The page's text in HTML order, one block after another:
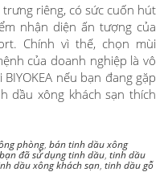
riêng, có sức cuốn hút
nhận diện ấn tượng của
Chính vì thế, chọn mùi
của doanh nghiệp là vô
nếu bạn đang gặp
dầu xông khách sạn thích
phòng, bán tinh dầu xông
bạn đã sử dụng tinh dầu, tinh dầu
dầu xông khách sạn, tinh dầu gỗ